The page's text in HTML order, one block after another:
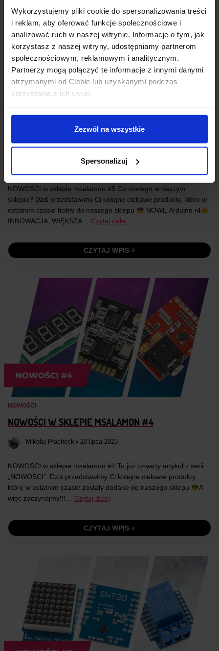
Wykorzystujemy pliki cookie do spersonalizowania treści
i reklam, aby oferować funkcje społecznościowe i
analizować ruch w naszej witrynie. Informacje o tym, jak
korzystasz z naszej witryny, udostępniamy partnerom
społecznościowym, reklamowym i analitycznym.
Partnerzy mogą połączyć te informacje z innymi danymi
otrzymanymi od Ciebie lub uzyskanymi podczas
korzystania z ich usług.
Zezwól na wszystkie
Spersonalizuj
NOWOŚCI W SKLEPIE MSALAMON #5
• 31 sierpnia 2023
NOWOŚĆI w sklepie msalamon #5 Co nowego w naszym
sklepie? Dziś przedstawimy Ci kolejne ciekawe produkty, które w
ostatnim czasie trafiły do naszego sklepu
NOWE Arduino r4
INNOWACJA, WIĘKSZA… Czytaj dalej
CZYTAJ WPIS
NOWOŚCI
NOWOŚCI W SKLEPIE MSALAMON #4
Mikołaj Płachecki• 20 lipca 2023
NOWOŚĆI w sklepie msalamon #4 To już czwarty artykuł z serii
„NOWOŚCI”. Dziś przedstawimy Ci kolejne ciekawe produkty,
które w ostatnim czasie zostały dodane do naszego sklepu
A
więc zaczynajmy!!!… Czytaj dalej
CZYTAJ WPIS